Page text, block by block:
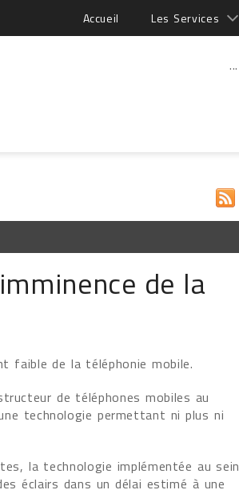
Accueil Les Services
...
de la
faible de la téléphonie mobile.
de téléphones mobiles au
technologie permettant ni plus ni
la technologie implémentée au sein
éclairs dans un délai estimé à une